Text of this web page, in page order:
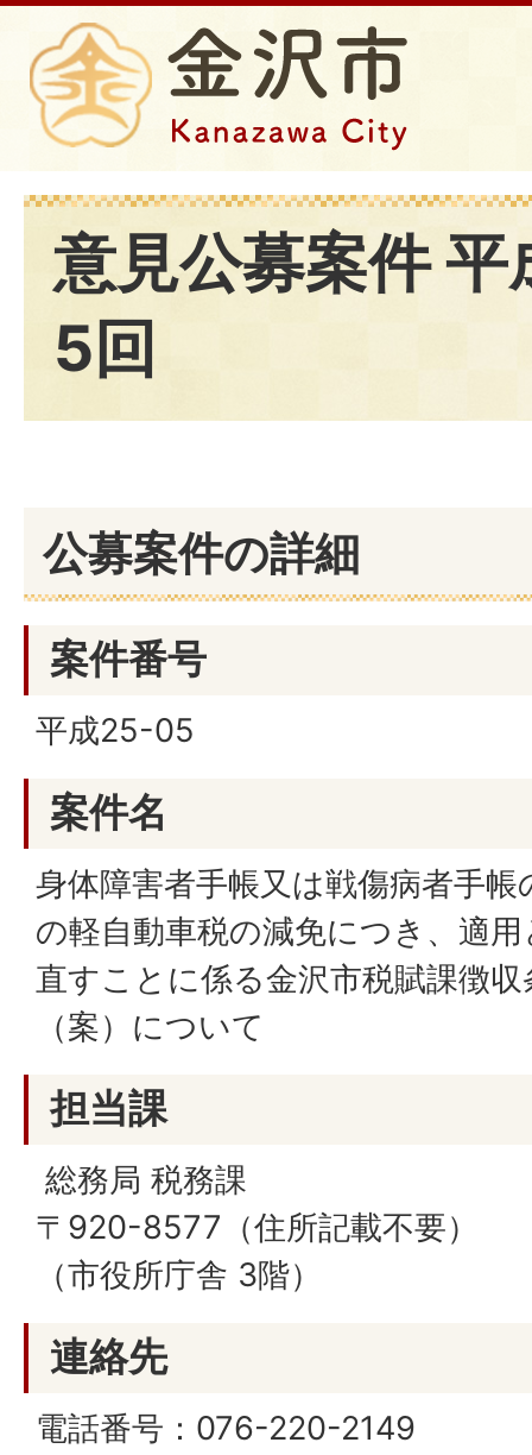
意見公募案件
5回
公募案件の詳細
案件番号
平成25-05
案件名
身体障害者手帳又は戦傷病者手
の軽自動車税の減免につき、適
直すことに係る金沢市税賦課徴
（案）について
担当課
総務局 税務課
〒920-8577（住所記載不要）
（市役所庁舎 3階）
連絡先
電話番号：076-220-2149